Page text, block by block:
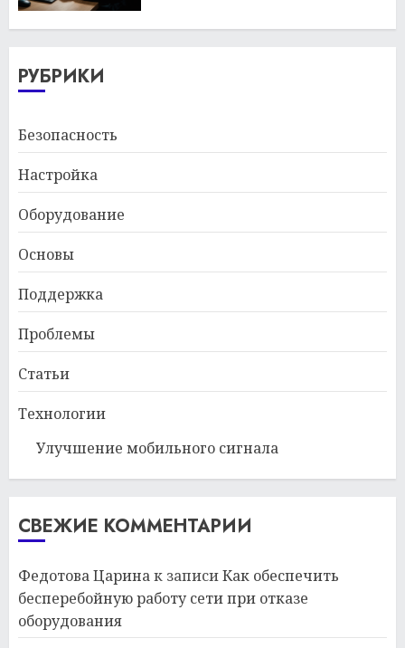
РУБРИКИ
Безопасность
Настройка
Оборудование
Основы
Поддержка
Проблемы
Статьи
Технологии
Улучшение мобильного сигнала
СВЕЖИЕ КОММЕНТАРИИ
Федотова Царинак записиКак обеспечить
бесперебойную работу сети при отказе
оборудования